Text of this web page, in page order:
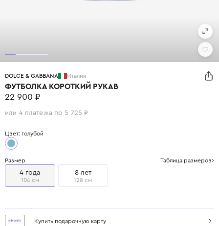
DOLCE & GABBANA Италия
ФУТБОЛКА КОРОТКИЙ РУКАВ
22 900 ₽
или 4 платежа по 5 725 ₽
Цвет: голубой
Размер Таблица размеров
4 года
104 см
8 лет
128 см
Купить подарочную карту